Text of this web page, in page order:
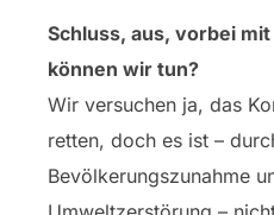
Schluss, aus, vorbei
können wir tun?
Wir versuchen ja, das
retten, doch es ist –
Bevölkerungszunahme